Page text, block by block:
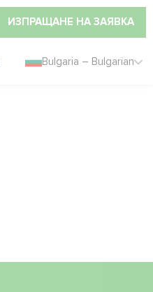
ИЗПРАЩАНЕ НА ЗАЯВКА
Bulgaria – Bulgarian